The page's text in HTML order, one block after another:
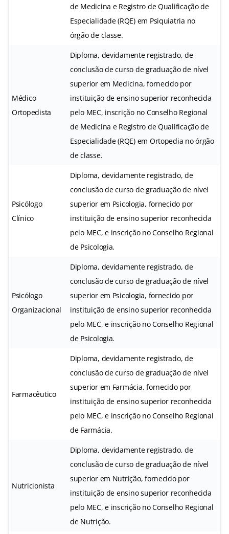
de Medicina e Registro de Qualificação de
Especialidade (RQE) em Psiquiatria no
órgão de classe.
Médico
Ortopedista
Diploma, devidamente registrado, de
conclusão de curso de graduação de nível
superior em Medicina, fornecido por
instituição de ensino superior reconhecida
pelo MEC, inscrição no Conselho Regional
de Medicina e Registro de Qualificação de
Especialidade (RQE) em Ortopedia no órgão
de classe.
Psicólogo
Clínico
Diploma, devidamente registrado, de
conclusão de curso de graduação de nível
superior em Psicologia, fornecido por
instituição de ensino superior reconhecida
pelo MEC, e inscrição no Conselho Regional
de Psicologia.
Psicólogo
Organizacional
Diploma, devidamente registrado, de
conclusão de curso de graduação de nível
superior em Psicologia, fornecido por
instituição de ensino superior reconhecida
pelo MEC, e inscrição no Conselho Regional
de Psicologia.
Farmacêutico
Diploma, devidamente registrado, de
conclusão de curso de graduação de nível
superior em Farmácia, fornecido por
instituição de ensino superior reconhecida
pelo MEC, e inscrição no Conselho Regional
de Farmácia.
Nutricionista
Diploma, devidamente registrado, de
conclusão de curso de graduação de nível
superior em Nutrição, fornecido por
instituição de ensino superior reconhecida
pelo MEC, e inscrição no Conselho Regional
de Nutrição.